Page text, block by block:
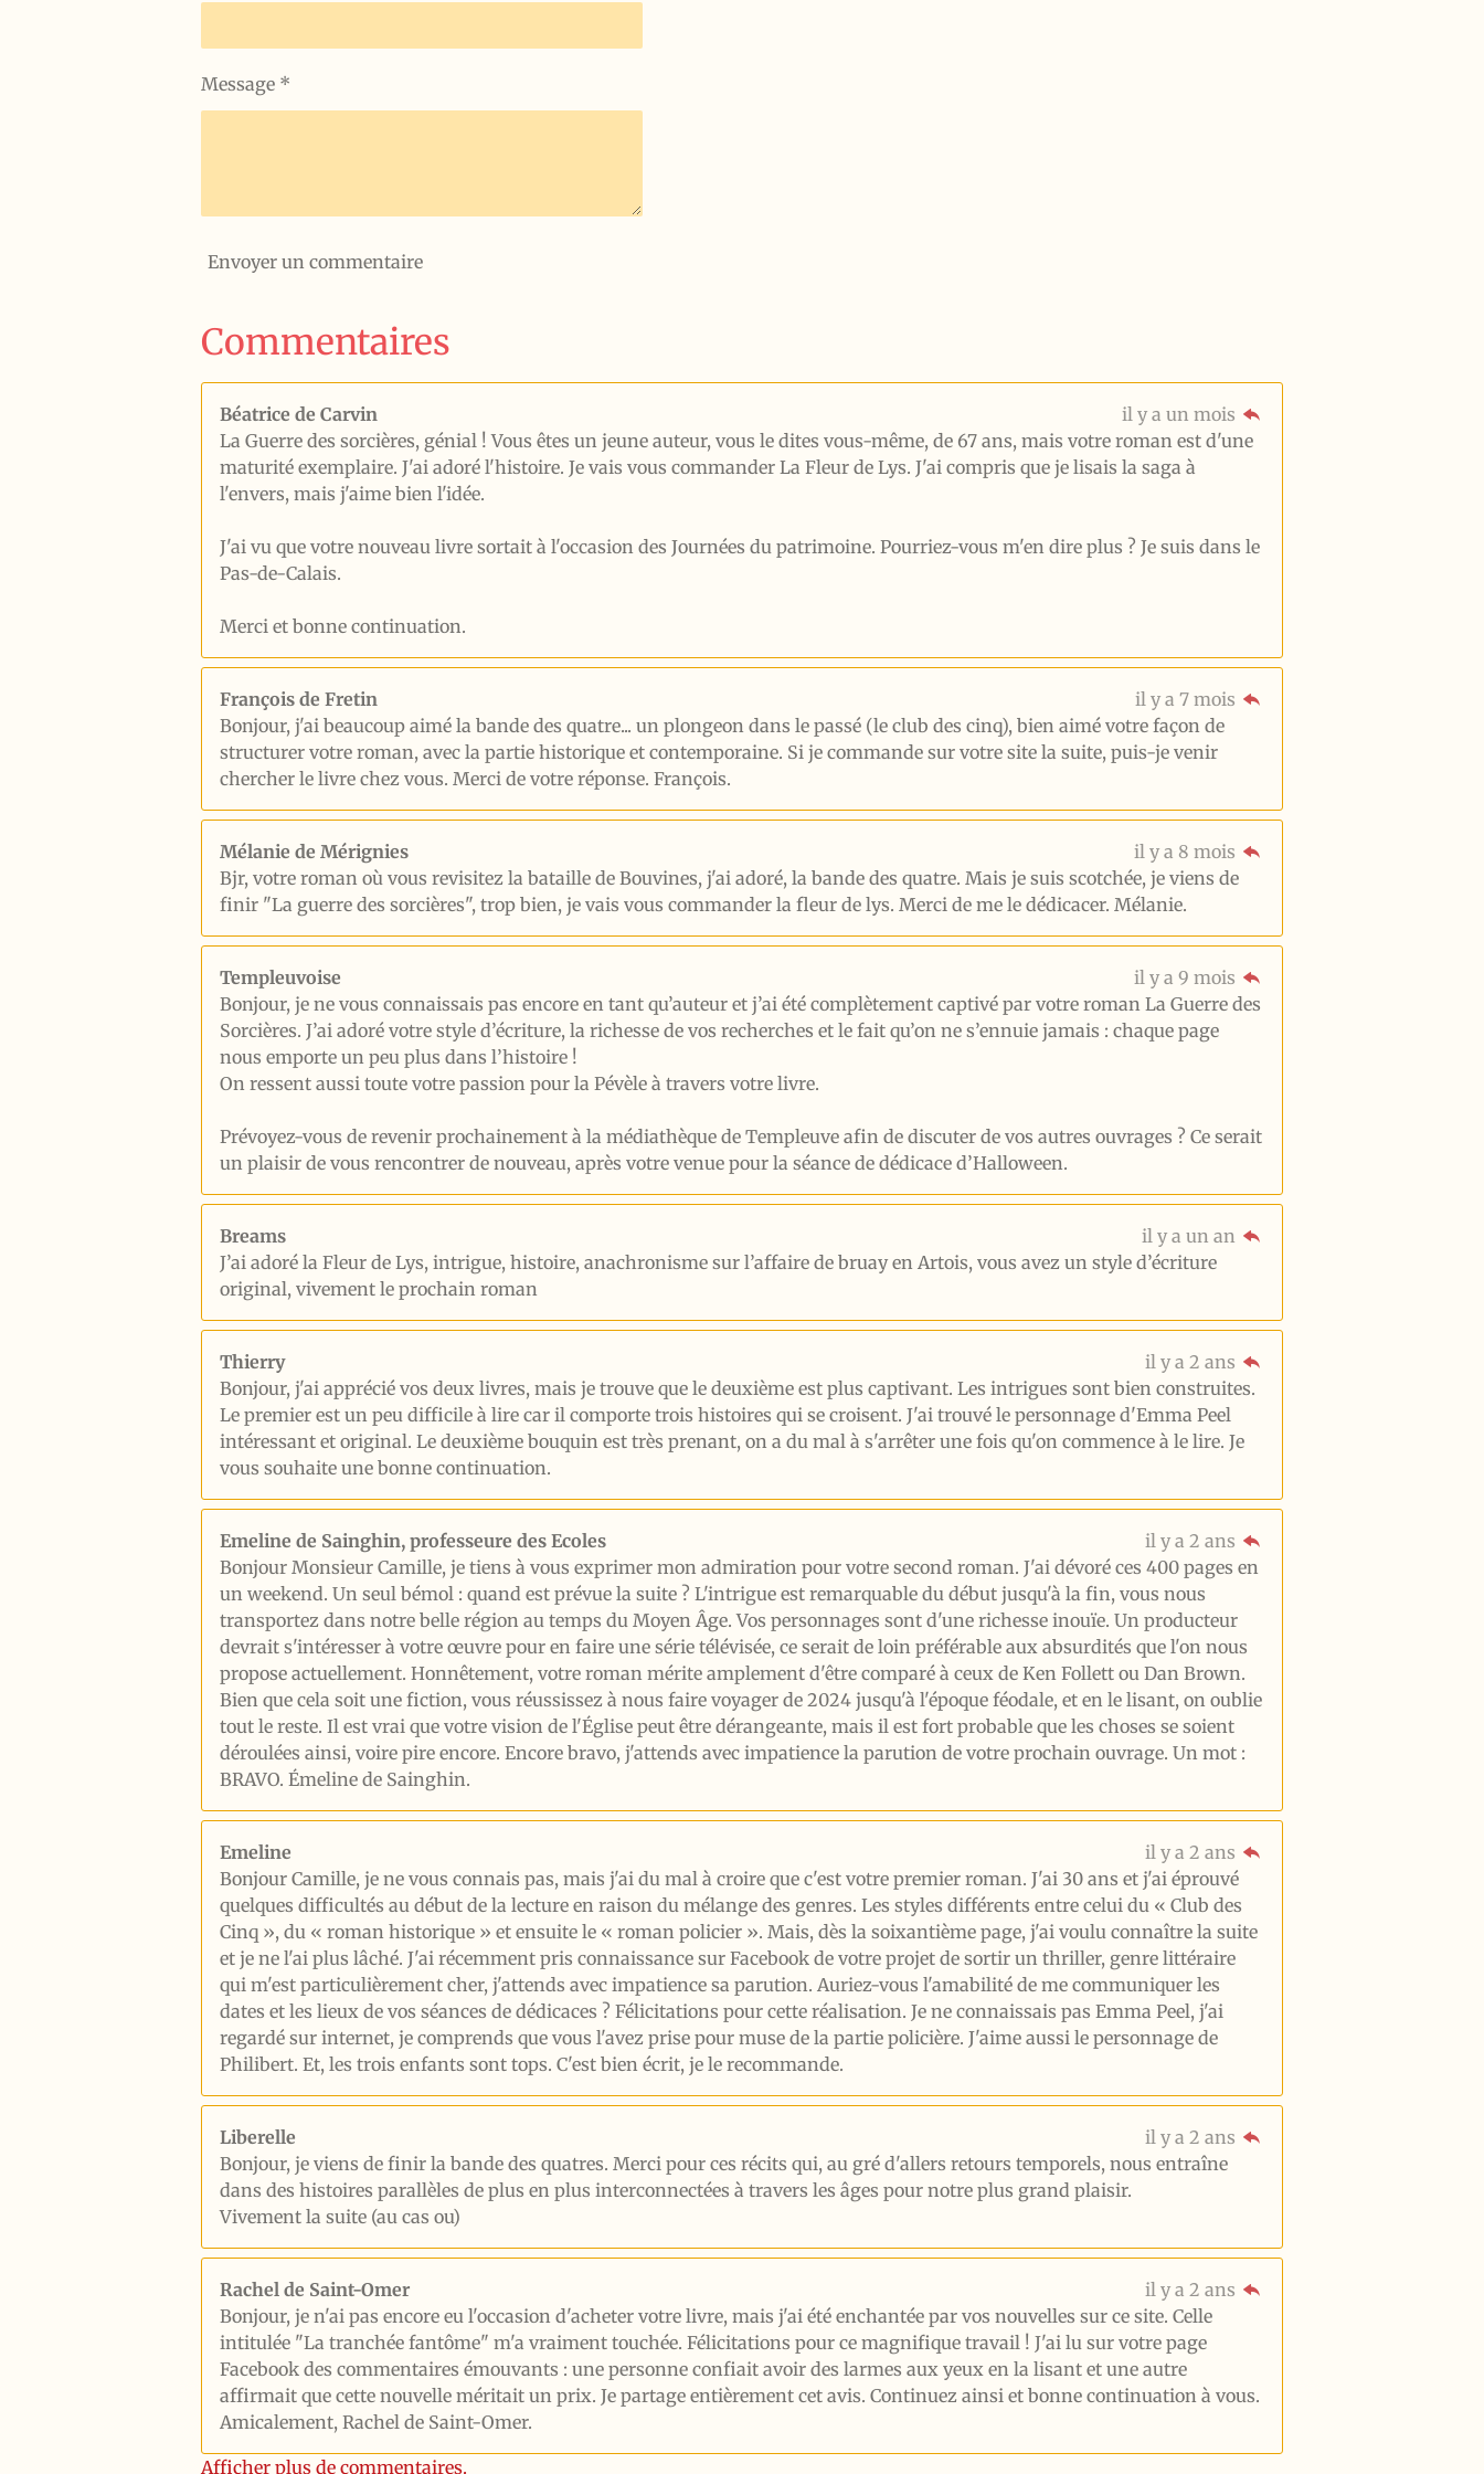
Message *
Envoyer un commentaire
Commentaires
Béatrice de Carvin
il y a un mois
La Guerre des sorcières, génial ! Vous êtes un jeune auteur, vous le dites vous-même, de 67 ans, mais votre roman est d'une
maturité exemplaire. J'ai adoré l'histoire. Je vais vous commander La Fleur de Lys. J'ai compris que je lisais la saga à
l'envers, mais j'aime bien l'idée.
J'ai vu que votre nouveau livre sortait à l'occasion des Journées du patrimoine. Pourriez-vous m'en dire plus ? Je suis dans le
Pas-de-Calais.
Merci et bonne continuation.
François de Fretin
il y a 7 mois
Bonjour, j'ai beaucoup aimé la bande des quatre... un plongeon dans le passé (le club des cinq), bien aimé votre façon de
structurer votre roman, avec la partie historique et contemporaine. Si je commande sur votre site la suite, puis-je venir
chercher le livre chez vous. Merci de votre réponse. François.
Mélanie de Mérignies
il y a 8 mois
Bjr, votre roman où vous revisitez la bataille de Bouvines, j'ai adoré, la bande des quatre. Mais je suis scotchée, je viens de
finir "La guerre des sorcières", trop bien, je vais vous commander la fleur de lys. Merci de me le dédicacer. Mélanie.
Templeuvoise
il y a 9 mois
Bonjour, je ne vous connaissais pas encore en tant qu’auteur et j’ai été complètement captivé par votre roman La Guerre des
Sorcières. J’ai adoré votre style d’écriture, la richesse de vos recherches et le fait qu’on ne s’ennuie jamais : chaque page
nous emporte un peu plus dans l’histoire !
On ressent aussi toute votre passion pour la Pévèle à travers votre livre.
Prévoyez-vous de revenir prochainement à la médiathèque de Templeuve afin de discuter de vos autres ouvrages ? Ce serait
un plaisir de vous rencontrer de nouveau, après votre venue pour la séance de dédicace d’Halloween.
Breams
il y a un an
J’ai adoré la Fleur de Lys, intrigue, histoire, anachronisme sur l’affaire de bruay en Artois, vous avez un style d’écriture
original, vivement le prochain roman
Thierry
il y a 2 ans
Bonjour, j'ai apprécié vos deux livres, mais je trouve que le deuxième est plus captivant. Les intrigues sont bien construites.
Le premier est un peu difficile à lire car il comporte trois histoires qui se croisent. J'ai trouvé le personnage d'Emma Peel
intéressant et original. Le deuxième bouquin est très prenant, on a du mal à s'arrêter une fois qu'on commence à le lire. Je
vous souhaite une bonne continuation.
Emeline de Sainghin, professeure des Ecoles
il y a 2 ans
Bonjour Monsieur Camille, je tiens à vous exprimer mon admiration pour votre second roman. J'ai dévoré ces 400 pages en
un weekend. Un seul bémol : quand est prévue la suite ? L'intrigue est remarquable du début jusqu'à la fin, vous nous
transportez dans notre belle région au temps du Moyen Âge. Vos personnages sont d'une richesse inouïe. Un producteur
devrait s'intéresser à votre œuvre pour en faire une série télévisée, ce serait de loin préférable aux absurdités que l'on nous
propose actuellement. Honnêtement, votre roman mérite amplement d'être comparé à ceux de Ken Follett ou Dan Brown.
Bien que cela soit une fiction, vous réussissez à nous faire voyager de 2024 jusqu'à l'époque féodale, et en le lisant, on oublie
tout le reste. Il est vrai que votre vision de l'Église peut être dérangeante, mais il est fort probable que les choses se soient
déroulées ainsi, voire pire encore. Encore bravo, j'attends avec impatience la parution de votre prochain ouvrage. Un mot :
BRAVO. Émeline de Sainghin.
Emeline
il y a 2 ans
Bonjour Camille, je ne vous connais pas, mais j'ai du mal à croire que c'est votre premier roman. J'ai 30 ans et j'ai éprouvé
quelques difficultés au début de la lecture en raison du mélange des genres. Les styles différents entre celui du « Club des
Cinq », du « roman historique » et ensuite le « roman policier ». Mais, dès la soixantième page, j'ai voulu connaître la suite
et je ne l'ai plus lâché. J'ai récemment pris connaissance sur Facebook de votre projet de sortir un thriller, genre littéraire
qui m'est particulièrement cher, j'attends avec impatience sa parution. Auriez-vous l'amabilité de me communiquer les
dates et les lieux de vos séances de dédicaces ? Félicitations pour cette réalisation. Je ne connaissais pas Emma Peel, j'ai
regardé sur internet, je comprends que vous l'avez prise pour muse de la partie policière. J'aime aussi le personnage de
Philibert. Et, les trois enfants sont tops. C'est bien écrit, je le recommande.
Liberelle
il y a 2 ans
Bonjour, je viens de finir la bande des quatres. Merci pour ces récits qui, au gré d'allers retours temporels, nous entraîne
dans des histoires parallèles de plus en plus interconnectées à travers les âges pour notre plus grand plaisir.
Vivement la suite (au cas ou)
Rachel de Saint-Omer
il y a 2 ans
Bonjour, je n'ai pas encore eu l'occasion d'acheter votre livre, mais j'ai été enchantée par vos nouvelles sur ce site. Celle
intitulée "La tranchée fantôme" m'a vraiment touchée. Félicitations pour ce magnifique travail ! J'ai lu sur votre page
Facebook des commentaires émouvants : une personne confiait avoir des larmes aux yeux en la lisant et une autre
affirmait que cette nouvelle méritait un prix. Je partage entièrement cet avis. Continuez ainsi et bonne continuation à vous.
Amicalement, Rachel de Saint-Omer.
Afficher plus de commentaires.